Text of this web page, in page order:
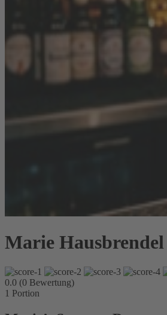
Marie
0.0 (0 Bewertung)
1 Portion